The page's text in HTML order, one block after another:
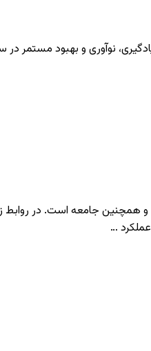
و همچنین جامعه است. در
…